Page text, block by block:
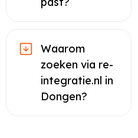
Waarom
zoeken via re-
integratie.nl in
Dongen?